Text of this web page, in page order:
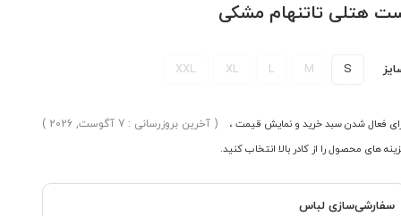
هتلی تاتنهام مشکی
S
M
L
XL
XXL
( آخرین بروزرسانی : 7 آگوست, 2026 )
فعال شدن سبد خرید و نمایش قیمت ،
های محصول را از کادر بالا انتخاب کنید.
سفارشی‌سازی لباس